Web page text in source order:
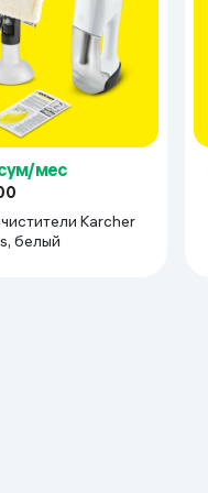
мес
Karcher
белый